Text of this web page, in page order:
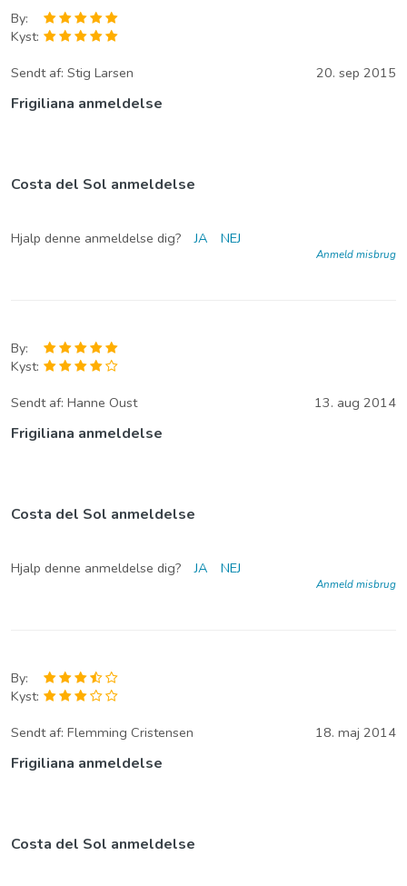
By:
Kyst:
Sendt af: Stig Larsen 20. sep 2015
Frigiliana anmeldelse
Costa del Sol anmeldelse
Hjalp denne anmeldelse dig? JA NEJ
Anmeld misbrug
By:
Kyst:
Sendt af: Hanne Oust 13. aug 2014
Frigiliana anmeldelse
Costa del Sol anmeldelse
Hjalp denne anmeldelse dig? JA NEJ
Anmeld misbrug
By:
Kyst:
Sendt af: Flemming Cristensen 18. maj 2014
Frigiliana anmeldelse
Costa del Sol anmeldelse